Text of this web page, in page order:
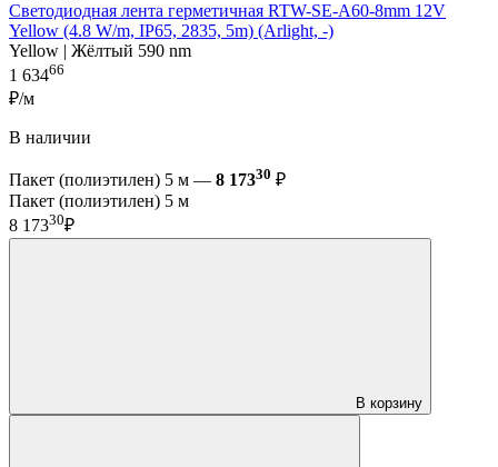
Светодиодная лента герметичная RTW-SE-A60-8mm 12V
Yellow (4.8 W/m, IP65, 2835, 5m) (Arlight, -)
Yellow | Жёлтый 590 nm
1 63466
₽/м
В наличии
Пакет (полиэтилен) 5 м — 8 17330 ₽
Пакет (полиэтилен) 5 м
8 17330₽
В корзину